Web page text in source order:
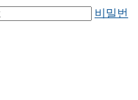
비밀번